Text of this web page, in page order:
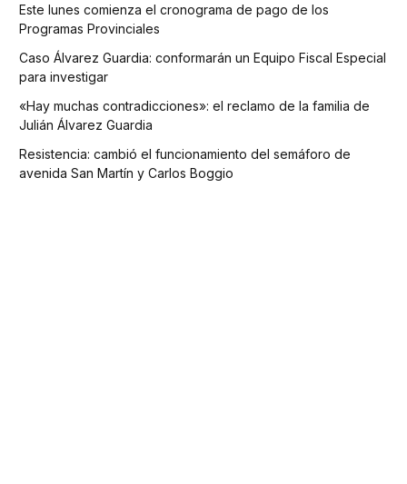
Este lunes comienza el cronograma de pago de los
Programas Provinciales
Caso Álvarez Guardia: conformarán un Equipo Fiscal Especial
para investigar
«Hay muchas contradicciones»: el reclamo de la familia de
Julián Álvarez Guardia
Resistencia: cambió el funcionamiento del semáforo de
avenida San Martín y Carlos Boggio